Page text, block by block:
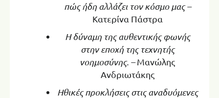
πώς ήδη αλλάζει τον κόσμο μας –
Κατερίνα Πάστρα
Η δύναμη της αυθεντικής φωνής
στην εποχή της τεχνητής
νοημοσύνης. –Μανώλης
Ανδριωτάκης
Ηθικές προκλήσεις στις αναδυόμενες